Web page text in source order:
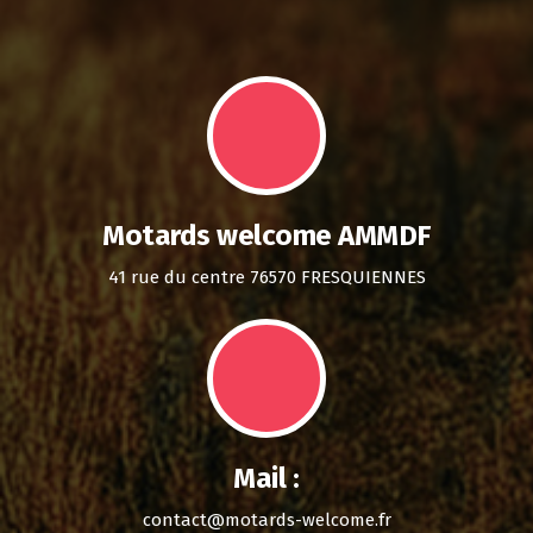
Motards welcome AMMDF
41 rue du centre 76570 FRESQUIENNES
Mail :
contact@motards-welcome.fr